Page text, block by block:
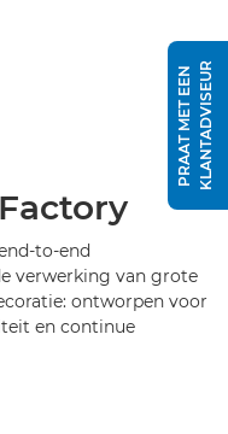
to-end
verwerking van grote
ontworpen voor
en continue
P
R
A
A
T
M
E
T
E
E
N
K
L
A
N
T
A
D
V
I
S
E
UR